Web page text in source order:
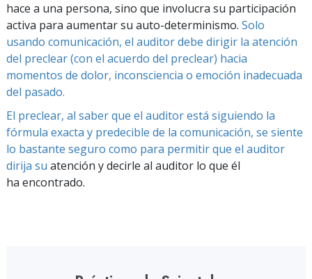
hace a una persona, sino que involucra su participación
activa para aumentar su auto-determinismo. Solo
usando comunicación, el auditor debe dirigir la atención
del preclear (con el acuerdo del preclear) hacia
momentos de dolor, inconsciencia o emoción inadecuada
del pasado.
El preclear, al saber que el auditor está siguiendo la
fórmula exacta y predecible de la comunicación, se siente
lo bastante seguro como para permitir que el auditor
dirija su atención y decirle al auditor lo que él
ha encontrado.